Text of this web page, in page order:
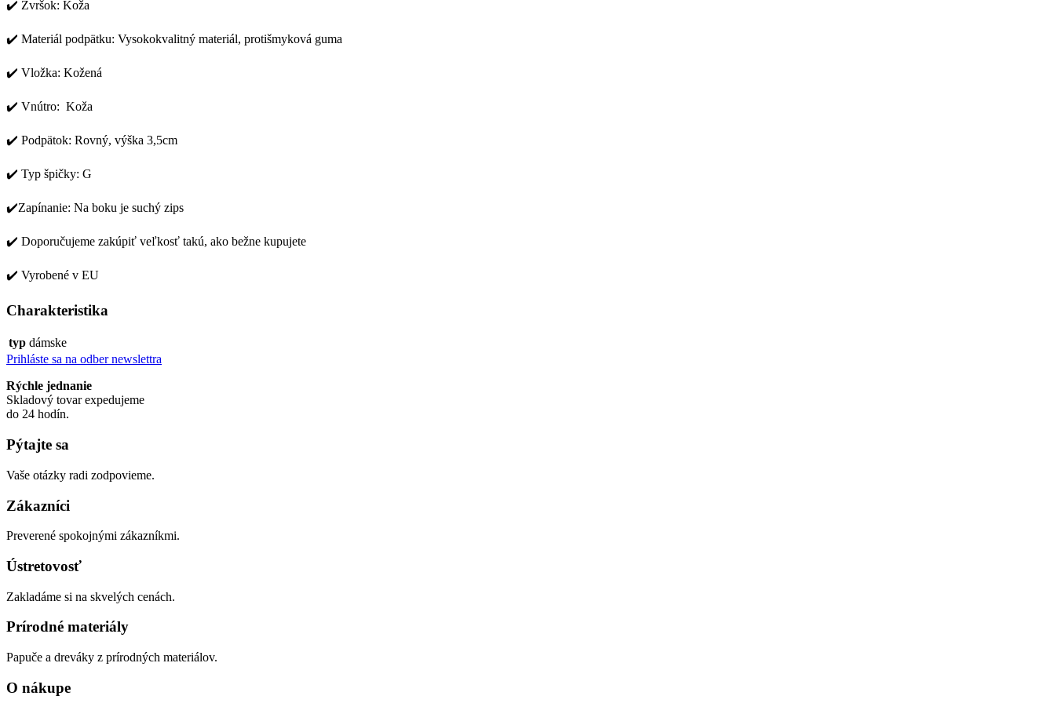
✔️ Zvršok: Koža
✔️ Materiál podpätku: Vysokokvalitný materiál, protišmyková guma
✔️ Vložka: Kožená
✔️ Vnútro: Koža
✔️ Podpätok: Rovný, výška 3,5cm
✔️ Typ špičky: G
✔️Zapínanie: Na boku je suchý zips
✔️ Doporučujeme zakúpiť veľkosť takú, ako bežne kupujete
✔️ Vyrobené v EU
Charakteristika
typ dámske
Prihláste sa na odber newslettra
Rýchle jednanie
Skladový tovar expedujeme
do 24 hodín.
Pýtajte sa
Vaše otázky radi zodpovieme.
Zákazníci
Preverené spokojnými zákazníkmi.
Ústretovosť
Zakladáme si na skvelých cenách.
Prírodné materiály
Papuče a dreváky z prírodných materiálov.
O nákupe